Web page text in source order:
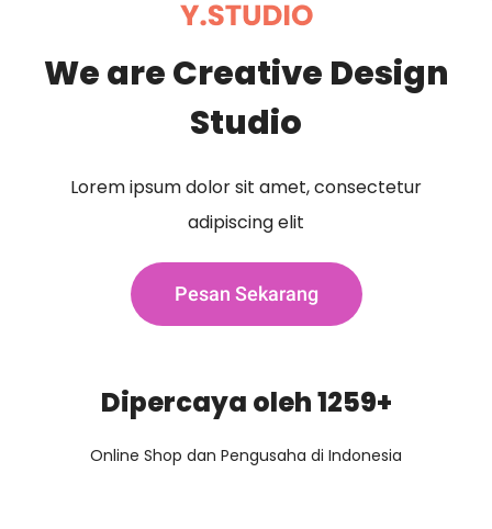
We are Creative Design
Studio
Lorem ipsum dolor sit amet, consectetur
adipiscing elit
Pesan Sekarang
Dipercaya oleh 1259+
Online Shop dan Pengusaha di Indonesia